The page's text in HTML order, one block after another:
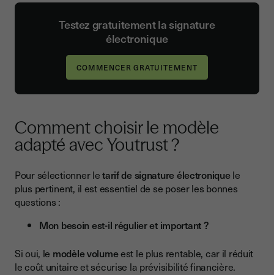
Testez gratuitement la signature
électronique
COMMENCER GRATUITEMENT
Comment choisir le modèle
adapté avec Youtrust ?
Pour sélectionner letarif de signature électroniquele
plus pertinent, il est essentiel de se poser les bonnes
questions :
Mon besoin est-il régulier et important ?
Si oui, le modèle volumeest le plus rentable, car il réduit
le coût unitaire et sécurise la prévisibilité financière.